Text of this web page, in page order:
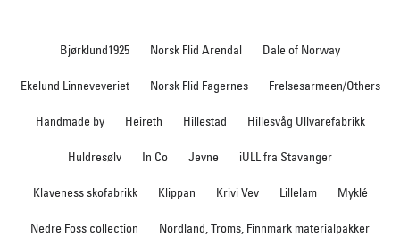
Bjørklund1925 Norsk Flid Arendal Dale of Norway
Ekelund Linneveveriet Norsk Flid Fagernes Frelsesarmeen/Others
Handmade by Heireth Hillestad Hillesvåg Ullvarefabrikk
Huldresølv In Co Jevne iULL fra Stavanger
Klaveness skofabrikk Klippan Krivi Vev Lillelam Myklé
Nedre Foss collection Nordland, Troms, Finnmark materialpakker